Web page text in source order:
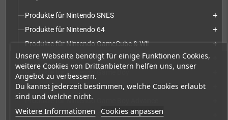
Unsere Webseite benötigt für einige Funktionen Cookies,
weitere Cookies von Drittanbietern helfen uns, unser
Angebot zu verbessern.
Du kannst jederzeit bestimmen, welche Cookies erlaubt
sind und welche nicht.
Weitere Informationen Cookies anpassen
Produkte für Nintendo SNES add
Produkte für Nintendo 64 add
Produkte für Nintendo GameCube & Wii add
Produkte für Nintendo Switch
Produkte für Nintendo Game Boy
Produkte für Nintendo Game Boy Color
Produkte für Nintendo Game Boy Advance
Produkte für Sony PlayStation-Reihe